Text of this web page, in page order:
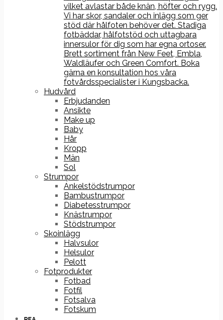
vilket avlastar både knän, höfter och rygg.
Vi har skor, sandaler och inlägg som ger
stöd där hålfoten behöver det. Stadiga
fotbäddar, hålfotstöd och uttagbara
innersulor för dig som har egna ortoser.
Brett sortiment från New Feet, Embla,
Waldläufer och Green Comfort. Boka
gärna en konsultation hos våra
fotvårdsspecialister i Kungsbacka.
Hudvård
Erbjudanden
Ansikte
Make up
Baby
Hår
Kropp
Män
Sol
Strumpor
Ankelstödstrumpor
Bambustrumpor
Diabetesstrumpor
Knästrumpor
Stödstrumpor
Skoinlägg
Halvsulor
Helsulor
Pelott
Fotprodukter
Fotbad
Fotfil
Fotsalva
Fotskum